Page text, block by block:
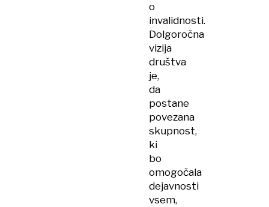
o
invalidnosti.
Dolgoročna
vizija
društva
je,
da
postane
povezana
skupnost,
ki
bo
omogočala
dejavnosti
vsem,